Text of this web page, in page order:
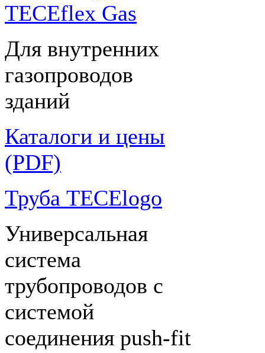
TECEflex Gas
Для внутренних
газопроводов
зданий
Каталоги и цены
(PDF)
Труба TECElogo
Универсальная
система
трубопроводов с
системой
соединения push-fit